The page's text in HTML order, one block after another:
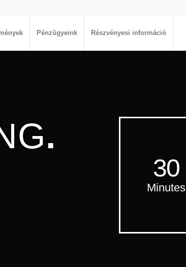
Pénzügyeink Részvényesi információ
.
30
Minutes